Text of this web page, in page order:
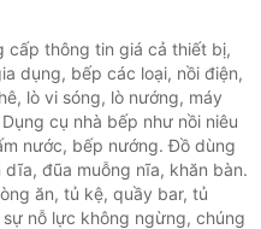
cấp thông tin giá cả thiết bị,
dụng, bếp các loại, nồi điện,
lò vi sóng, lò nướng, máy
cụ nhà bếp như nồi niêu
nước, bếp nướng. Đồ dùng
đũa muỗng nĩa, khăn bàn.
ăn, tủ kệ, quầy bar, tủ
nỗ lực không ngừng, chúng